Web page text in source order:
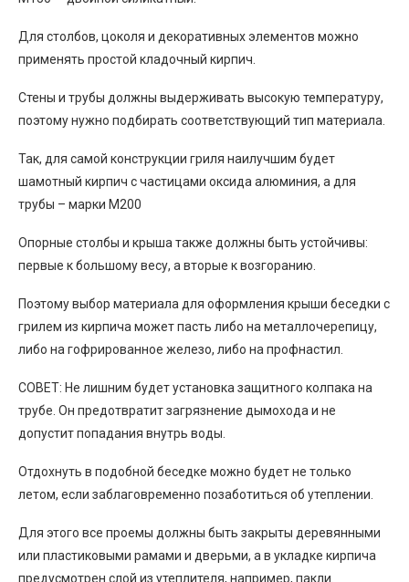
Для столбов, цоколя и декоративных элементов можно
применять простой кладочный кирпич.
Стены и трубы должны выдерживать высокую температуру,
поэтому нужно подбирать соответствующий тип материала.
Так, для самой конструкции гриля наилучшим будет
шамотный кирпич с частицами оксида алюминия, а для
трубы – марки М200
Опорные столбы и крыша также должны быть устойчивы:
первые к большому весу, а вторые к возгоранию.
Поэтому выбор материала для оформления крыши беседки с
грилем из кирпича может пасть либо на металлочерепицу,
либо на гофрированное железо, либо на профнастил.
СОВЕТ: Не лишним будет установка защитного колпака на
трубе. Он предотвратит загрязнение дымохода и не
допустит попадания внутрь воды.
Отдохнуть в подобной беседке можно будет не только
летом, если заблаговременно позаботиться об утеплении.
Для этого все проемы должны быть закрыты деревянными
или пластиковыми рамами и дверьми, а в укладке кирпича
предусмотрен слой из утеплителя, например, пакли.